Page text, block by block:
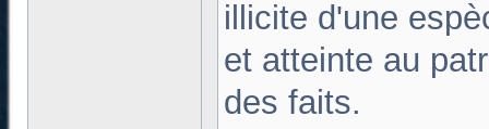
illicite d'une
et atteinte au
des faits.